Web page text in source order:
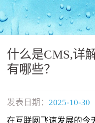
什么是CMS,详
有哪些？
发表日期： 2025-10-30
在互联网飞速发展的今